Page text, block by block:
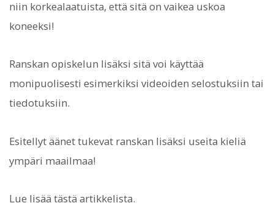
niin korkealaatuista, että sitä on vaikea uskoa
koneeksi!
Ranskan opiskelun lisäksi sitä voi käyttää
monipuolisesti esimerkiksi videoiden selostuksiin tai
tiedotuksiin.
Esitellyt äänet tukevat ranskan lisäksi useita kieliä
ympäri maailmaa!
Lue lisää tästä artikkelista.